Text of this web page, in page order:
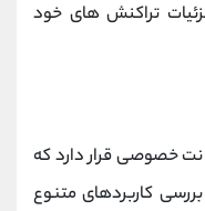
تراکنش ‌های خود
‌نت خصوصی قرار دارد که
کاربردهای متنوع